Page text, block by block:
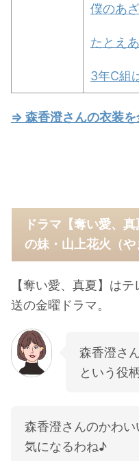
僕のあ
たとえ
3年C組
⇒ 森香澄さんの衣装
ドラマ【奪い愛、
の妹・山上花火（
【奪い愛、真夏】は
送の金曜ドラマ。
森香澄さ
という役
森香澄さんのかわ
気になるわね♪